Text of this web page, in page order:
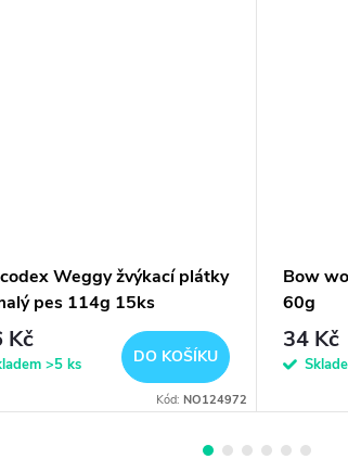
Weggy žvýkací plátky
pes 114g 15ks
Kč
>5 ks DO KOŠÍKU
Kód: NO124972
Bow
60g
34 Kč